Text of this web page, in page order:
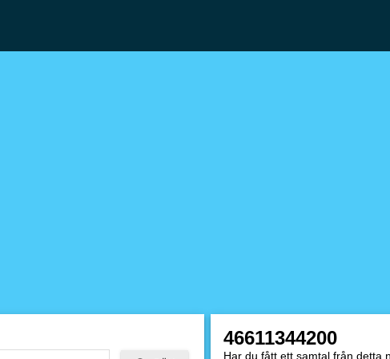
46611344200
Har du fått ett samtal från detta